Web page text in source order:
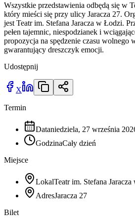
Wszystkie przedstawienia odbędą się w
który mieści się przy ulicy Jaracza 27.
jest Teatr im. Stefana Jaracza w Łodzi.
pełen tajemnic, niespodzianek i
propozycja na spędzenie czasu wolnego
gwarantujący dreszczyk emocji.
Udostępnij
X
Termin
Dataniedziela, 27 września
GodzinaCały dzień
Miejsce
LokalTeatr im. Stefana
AdresJaracza 27
Bilet